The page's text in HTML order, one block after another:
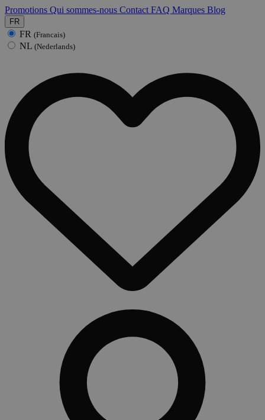
Promotions Qui sommes-nous Contact FAQ Marques Blog
FR
FR (Francais)
NL (Nederlands)